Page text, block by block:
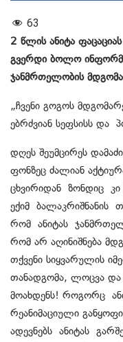
63
2 წლის ანიტა
გვერდი ბოლო
ჯანმრთელობის
„ჩვენი გოგოს
ებრძვიან სეფსისს
დღეს შეუმცირეს
ფონზეც ძალიან
ცხვირიდან ზონდიც
ექიმ ბალაკრიშნანის
რომ ანიტას
რომ არ აღინიშნება
თქვენი სიყვარულის
თანადგომა, ლოცვა და
მოახდენს! როგორც
რეანიმაციული
ადევნებს ანიტას